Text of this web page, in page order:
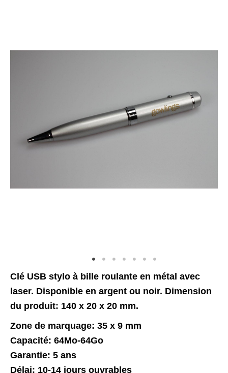
Clé USB stylo à bille roulante en métal avec
laser. Disponible en argent ou noir. Dimension
du produit: 140 x 20 x 20 mm.
Zone de marquage: 35 x 9 mm
Capacité: 64Mo-64Go
Garantie: 5 ans
Délai: 10-14 jours ouvrables